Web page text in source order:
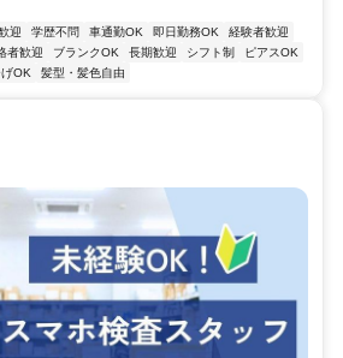
迎 学歴不問 車通勤OK 即日勤務OK
経験者歓迎
者歓迎 ブランクOK 長期歓迎 シフト制
ピアスOK
OK 髪型・髪色自由